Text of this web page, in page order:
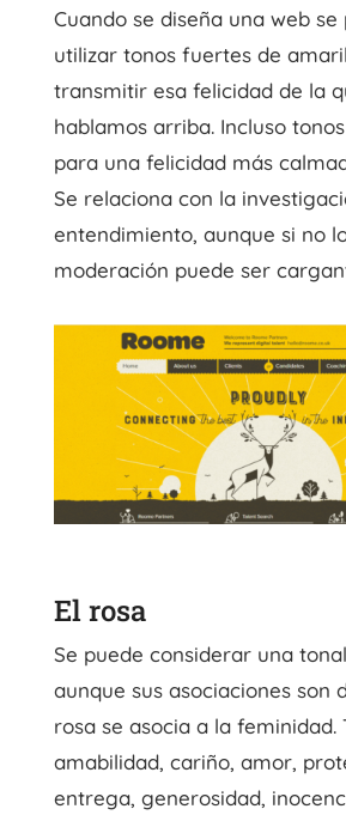
Cuando se diseña una web se
utilizar tonos fuertes de
transmitir esa felicidad de la
hablamos arriba. Incluso
para una felicidad más
Se relaciona con la
entendimiento, aunque si no
moderación puede ser
El rosa
Se puede considerar una
aunque sus asociaciones son
rosa se asocia a la feminidad.
amabilidad, cariño, amor,
entrega, generosidad,